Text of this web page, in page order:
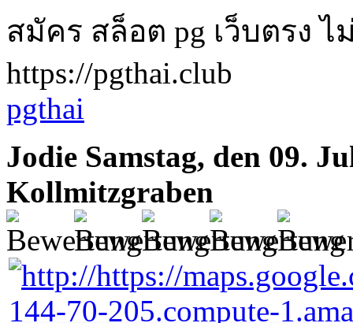
สมัคร สล็อต pg เว็บตรง ไ
https://pgthai.club
pgthai
Jodie Samstag, den 09.
Kollmitzgraben